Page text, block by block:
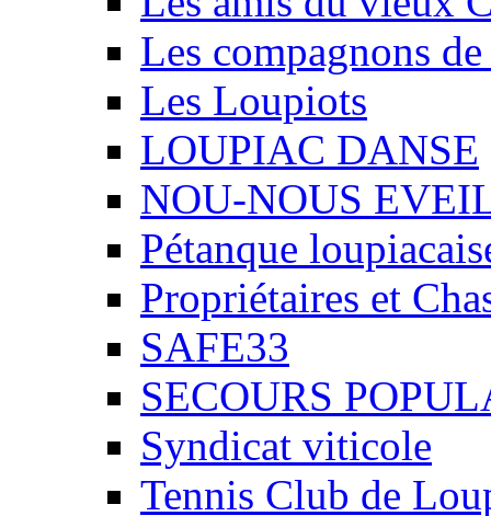
Les compagnons
Les Loupiots
LOUPIAC DANSE
NOU-NOUS
Pétanque
Propriétaires et
SAFE33
SECOURS
Syndicat viticole
Tennis Club de